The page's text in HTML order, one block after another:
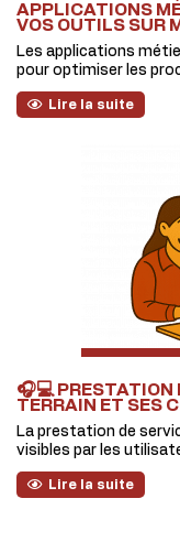
APPLICATIONS
VOS OUTILS SUR
Les applications
pour optimiser les
Lire la suite
🎧💻 PRESTATION
TERRAIN ET SES
La prestation de
visibles par les
Lire la suite